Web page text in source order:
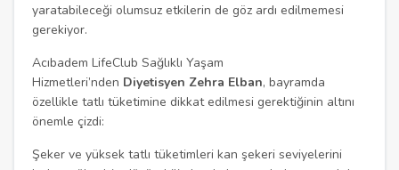
yaratabileceği olumsuz etkilerin de göz ardı edilmemesi
gerekiyor.
Acıbadem LifeClub Sağlıklı Yaşam
Hizmetleri’nden Diyetisyen Zehra Elban, bayramda
özellikle tatlı tüketimine dikkat edilmesi gerektiğinin altını
önemle çizdi:
Şeker ve yüksek tatlı tüketimleri kan şekeri seviyelerini